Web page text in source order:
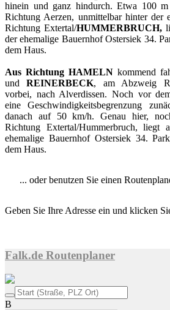
hinein und ganz hindurch. Etwa 100 m
Richtung Aerzen, unmittelbar hinter der
Richtung Extertal/HUMMERBRUCH,
der ehemalige Bauernhof Ostersiek 34.
dem Haus.
Aus Richtung HAMELN kommend
undREINERBECK, am Abzweig
vorbei, nach Alverdissen. Noch vor
eine Geschwindigkeitsbegrenzung
danach auf 50 km/h. Genau hier,
Richtung Extertal/Hummerbruch,
ehemalige Bauernhof Ostersiek 34.
dem Haus.
... oder benutzen Sie einen
Geben Sie Ihre Adresse ein und klicken
Falk.de Routenplaner
B